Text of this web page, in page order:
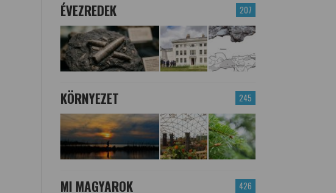
207
ÉVEZREDEK
245
KÖRNYEZET
426
MI MAGYAROK